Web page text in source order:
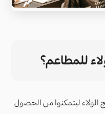
للمطاعم؟
الولاء ليتمكنوا من الحصول